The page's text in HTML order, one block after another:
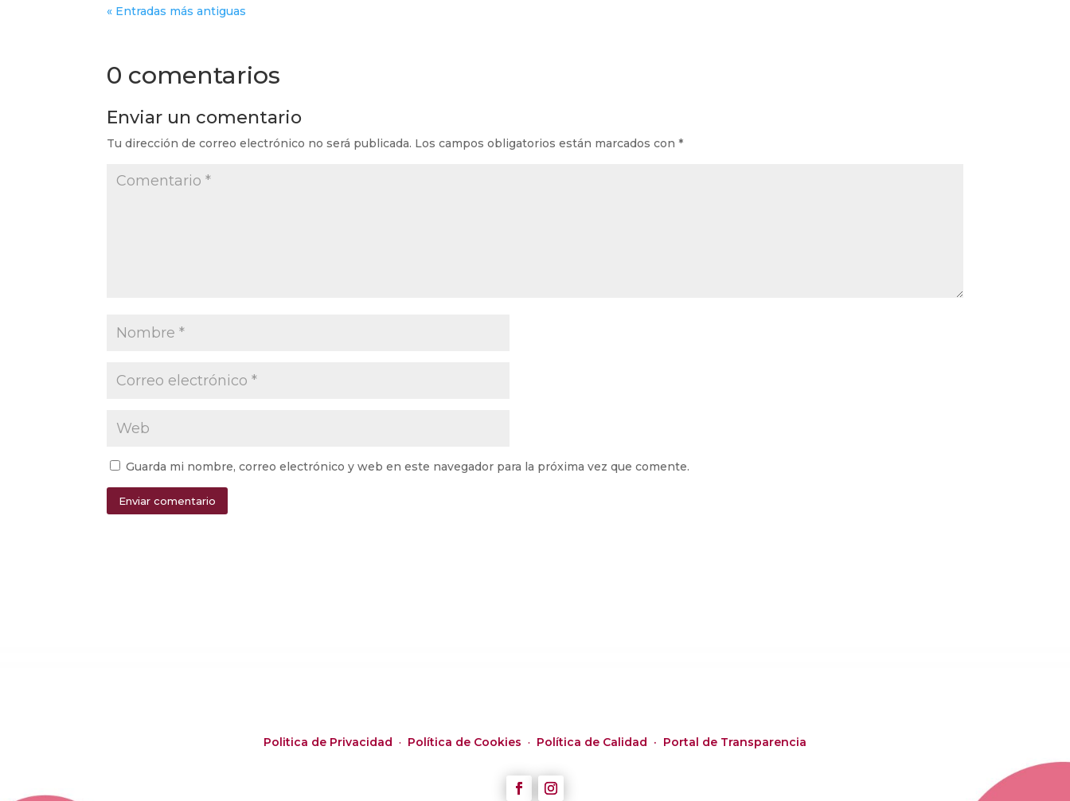
« Entradas más antiguas
0 comentarios
Enviar un comentario
Tu dirección de correo electrónico no será publicada. Los campos obligatorios están marcados con*
Guarda mi nombre, correo electrónico y web en este navegador para la próxima vez que comente.
Enviar comentario
Politica de Privacidad · Política de Cookies · Política de Calidad · Portal de Transparencia